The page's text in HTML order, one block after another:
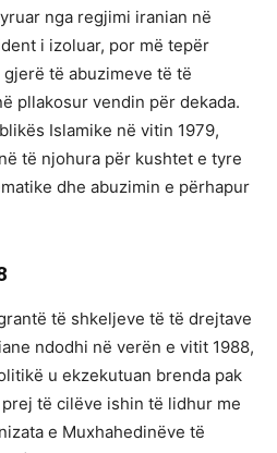
nga regjimi iranian në
i izoluar, por më tepër
të abuzimeve të të
pllakosur vendin për dekada.
Islamike në vitin 1979,
të njohura për kushtet e tyre
dhe abuzimin e përhapur
të shkeljeve të të drejtave
ndodhi në verën e vitit 1988,
u ekzekutuan brenda pak
të cilëve ishin të lidhur me
e Muxhahedinëve të